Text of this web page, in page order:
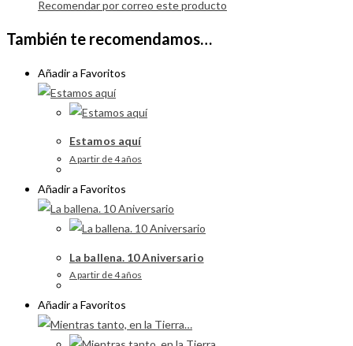
Recomendar por correo este producto
También te recomendamos…
Añadir a Favoritos
Estamos aquí
A partir de 4 años
Añadir a Favoritos
La ballena. 10 Aniversario
A partir de 4 años
Añadir a Favoritos